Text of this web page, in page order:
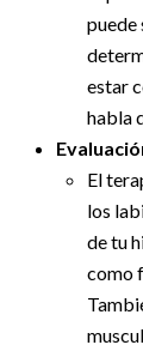
puede
estar
habla
El
los
de tu
como